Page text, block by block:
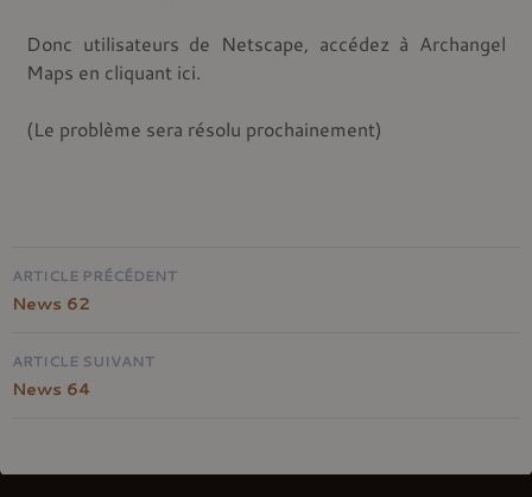
Donc utilisateurs de Netscape, accédez à Archangel
Maps en cliquant ici.
(Le problème sera résolu prochainement)
Navigation
de
l'article
ARTICLE PRÉCÉDENT
News 62
ARTICLE SUIVANT
News 64